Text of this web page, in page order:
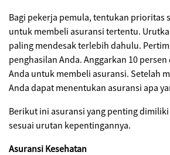
Bagi pekerja pemula, tentukan prioritas
untuk membeli asuransi tertentu.
paling mendesak terlebih dahulu.
penghasilan Anda. Anggarkan 10
Anda untuk membeli asuransi. Setelah
Anda dapat menentukan asuransi apa
Berikut ini asuransi yang penting
sesuai urutan kepentingannya.
Asuransi Kesehatan